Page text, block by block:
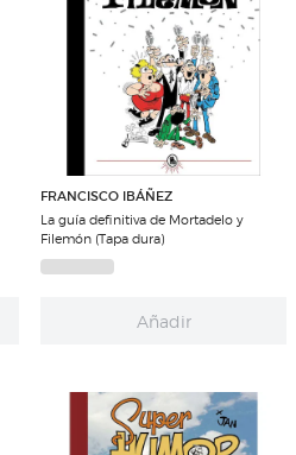
FRANCISCO IBÁÑEZ
La guía definitiva de Mortadelo y
Filemón (Tapa dura)
Añadir